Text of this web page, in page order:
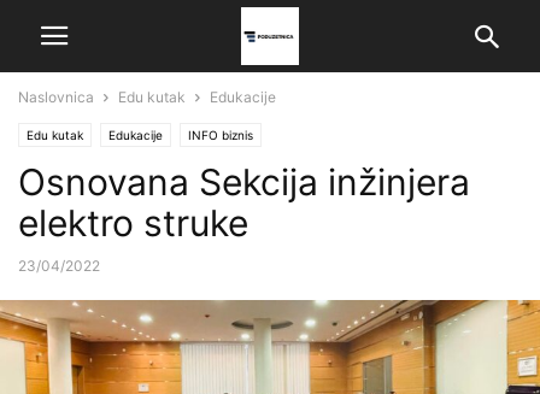
Naslovnica Edu kutak Edukacije
Edu kutak Edukacije INFO biznis
Osnovana Sekcija inžinjera
elektro struke
23/04/2022